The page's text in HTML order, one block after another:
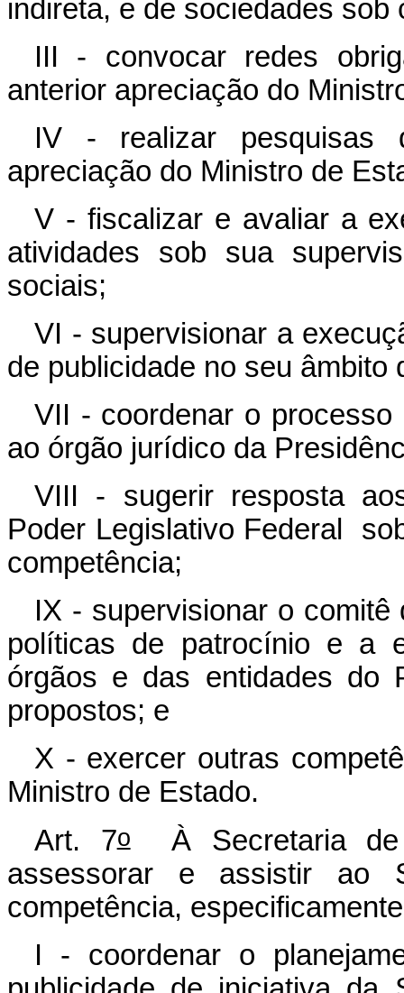
indireta, e de sociedades sob
III - convocar redes
anterior apreciação do
IV - realizar pesquisas
apreciação do Ministro de
V - fiscalizar e avaliar a
atividades sob sua
sociais;
VI - supervisionar a
de publicidade no seu âmbito
VII - coordenar o
ao órgão jurídico da
VIII - sugerir resposta
Poder Legislativo Federal
competência;
IX - supervisionar o
políticas de patrocínio e a
órgãos e das entidades do
propostos; e
X - exercer outras
Ministro de Estado.
Art. 7oÀ Secretaria de
assessorar e assistir ao
competência,
I - coordenar o